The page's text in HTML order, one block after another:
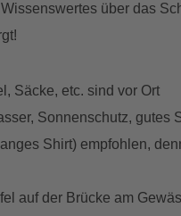
über das
Säcke, etc. sind vor Ort
Sonnenschutz, gutes
Shirt) empfohlen,
auf der Brücke am